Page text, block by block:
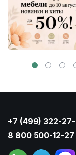
+7 (499) 322-
8 800 500-12-27